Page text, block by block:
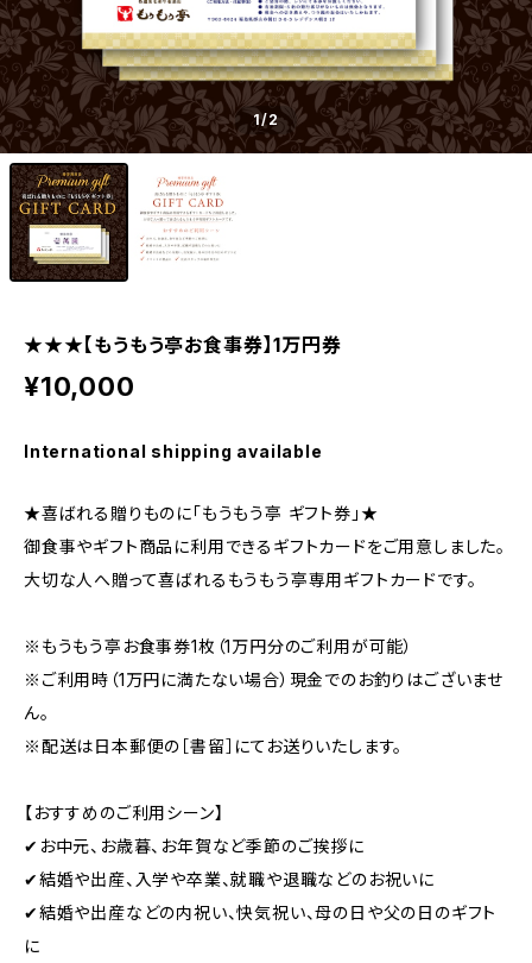
1/2
★★★【もうもう亭お食事券】1万円券
¥10,000
International shipping available
★喜ばれる贈りものに「もうもう亭 ギフト券」★
御食事やギフト商品に利用できるギフトカードをご用意しました。
大切な人へ贈って喜ばれるもうもう亭専用ギフトカードです。
※もうもう亭お食事券1枚（1万円分のご利用が可能）
※ご利用時（1万円に満たない場合）現金でのお釣りはございませ
ん。
※配送は日本郵便の［書留］にてお送りいたします。
【おすすめのご利用シーン】
✔︎お中元、お歳暮、お年賀など季節のご挨拶に
✔︎結婚や出産、入学や卒業、就職や退職などのお祝いに
✔︎結婚や出産などの内祝い、快気祝い、母の日や父の日のギフト
に